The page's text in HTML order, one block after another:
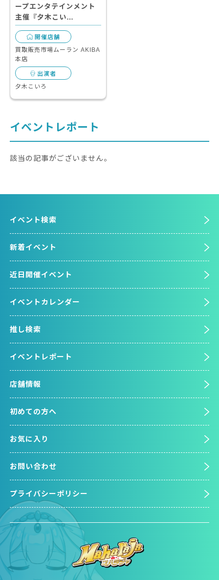
ープエンタテインメント
主催『夕木こい…
開催店舗
買取販売市場ムーラン AKIBA
本店
出演者
夕木こいろ
イベントレポート
該当の記事がございません。
イベント検索
新着イベント
近日開催イベント
イベントカレンダー
推し検索
イベントレポート
店舗情報
初めての方へ
お気に入り
お問い合わせ
プライバシーポリシー